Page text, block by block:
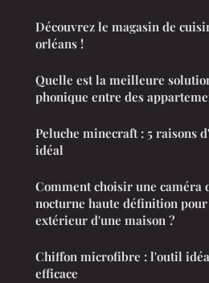
Découvrez le magasin de
orléans !
Quelle est la meilleure
phonique entre des
Peluche minecraft : 5 raisons
idéal
Comment choisir une caméra
nocturne haute définition
extérieur d'une maison ?
Chiffon microfibre : l'outil
efficace